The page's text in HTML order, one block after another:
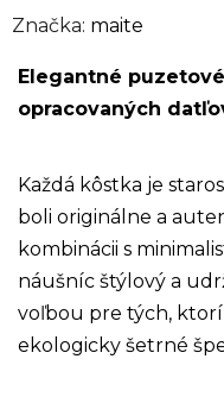
Značka: maite
Elegantné
opracovaných
Každá kôstka je
boli originálne a
kombinácii s
náušníc štýlový a
voľbou pre tých,
ekologicky šetrné